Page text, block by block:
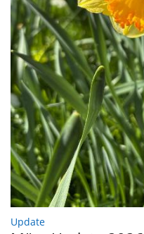
Update: